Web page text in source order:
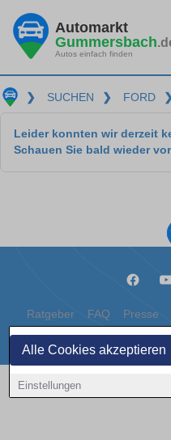
Alle Cookies akzeptieren
Einstellungen
Automarkt
Gummersbach
Autos einfach finden
❯ SUCHEN ❯ FORD ❯
Leider konnten wir derzeit
Schauen Sie bald wieder
Ratgeber FAQ Presse
Copyright © 2000 - 2026 | 1A